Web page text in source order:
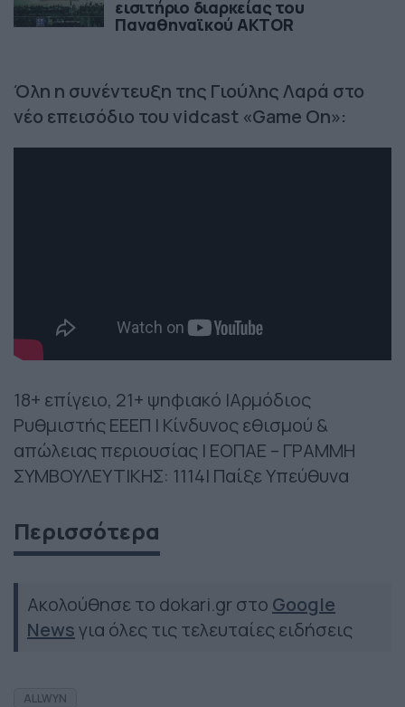
εισιτήριο διαρκείας του
Παναθηναϊκού AKTOR
Όλη η συνέντευξη της Γιούλης Λαρά στο
νέο επεισόδιο του vidcast «Game On»:
18+ επίγειο, 21+ ψηφιακό |Αρμόδιος
Ρυθμιστής ΕΕΕΠ | Κίνδυνος εθισμού &
απώλειας περιουσίας | ΕΟΠΑΕ – ΓΡΑΜΜΗ
ΣΥΜΒΟΥΛΕΥΤΙΚΗΣ: 1114| Παίξε Υπεύθυνα
Περισσότερα
Ακολούθησε το dokari.gr στο Google
Newsγια όλες τις τελευταίες ειδήσεις
ALLWYN